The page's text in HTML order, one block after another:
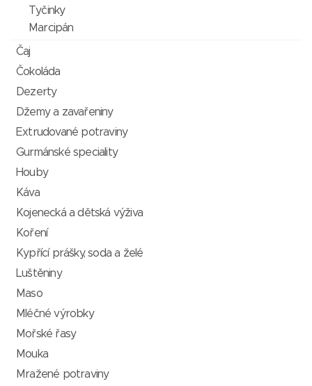
Tyčinky
Marcipán
Čaj
Čokoláda
Dezerty
Džemy a zavařeniny
Extrudované potraviny
Gurmánské speciality
Houby
Káva
Kojenecká a dětská výživa
Koření
Kypřící prášky, soda a želé
Luštěniny
Maso
Mléčné výrobky
Mořské řasy
Mouka
Mražené potraviny